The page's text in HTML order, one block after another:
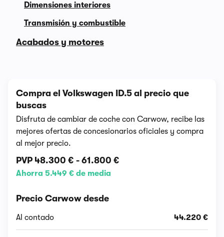
Dimensiones interiores
Transmisión y combustible
Acabados y motores
Compra el Volkswagen ID.5 al precio que
buscas
Disfruta de cambiar de coche con Carwow, recibe las
mejores ofertas de concesionarios oficiales y compra
al mejor precio.
PVP 48.300 € - 61.800 €
Ahorra 5.449 € de media
Precio Carwow desde
Al contado 44.220 €